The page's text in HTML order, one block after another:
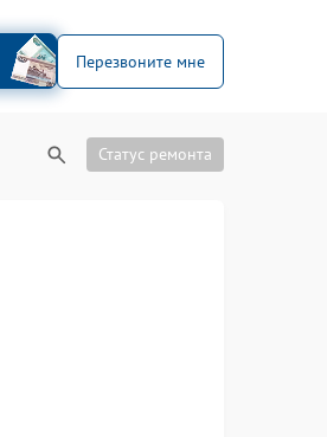
Перезвоните мне
Статус ремонта